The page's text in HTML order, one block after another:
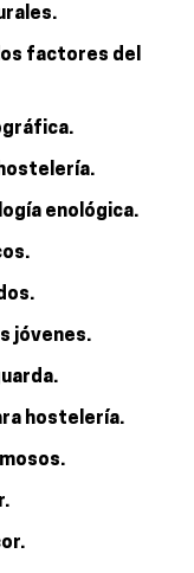
factores del
enológica.
jóvenes.
hostelería.